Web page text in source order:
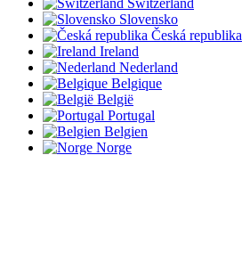
Switzerland
Slovensko
Česká republika
Ireland
Nederland
Belgique
België
Portugal
Belgien
Norge